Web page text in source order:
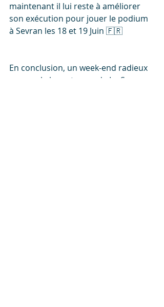
maintenant il lui reste à améliorer
son exécution pour jouer le podium
à Sevran les 18 et 19 Juin 🇫🇷
En conclusion, un week-end radieux
comme le beau temps de La-Seyne-